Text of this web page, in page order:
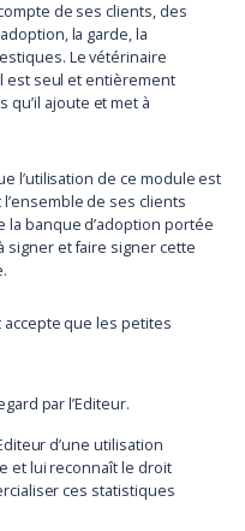
de ses clients, des
la garde, la
Le vétérinaire
est seul et entièrement
ajoute et met à
l’utilisation de ce module est
de ses clients
la banque d’adoption portée
signer et faire signer cette
que les petites
par l’Editeur.
d’une utilisation
et lui reconnaît le droit
ces statistiques